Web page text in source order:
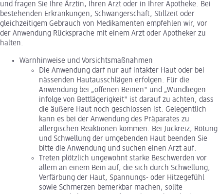
und fragen Sie Ihre Ärztin, Ihren Arzt oder in Ihrer Apotheke. Bei
bestehenden Erkrankungen, Schwangerschaft, Stillzeit oder
gleichzeitigem Gebrauch von Medikamenten empfehlen wir, vor
der Anwendung Rücksprache mit einem Arzt oder Apotheker zu
halten.
Warnhinweise und Vorsichtsmaßnahmen
Die Anwendung darf nur auf intakter Haut oder bei
nässenden Hautausschlägen erfolgen. Für die
Anwendung bei „offenen Beinen" und „Wundliegen
infolge von Bettlägerigkeit" ist darauf zu achten, dass
die äußere Haut noch geschlossen ist. Gelegentlich
kann es bei der Anwendung des Präparates zu
allergischen Reaktionen kommen. Bei Juckreiz, Rötung
und Schwellung der umgebenden Haut beenden Sie
bitte die Anwendung und suchen einen Arzt auf.
Treten plötzlich ungewohnt starke Beschwerden vor
allem an einem Bein auf, die sich durch Schwellung,
Verfärbung der Haut, Spannungs- oder Hitzegefühl
sowie Schmerzen bemerkbar machen, sollte